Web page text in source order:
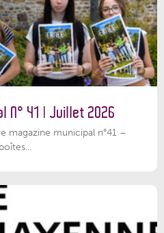
N° 41 | Juillet 2026
magazine municipal n°41 –